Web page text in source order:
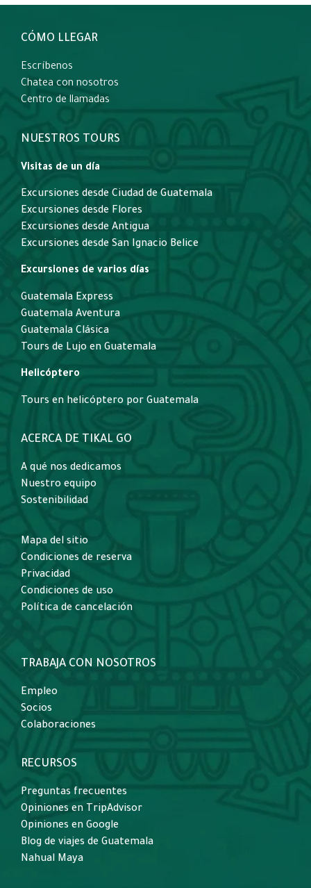
CÓMO LLEGAR
Escríbenos
Chatea con nosotros
Centro de llamadas
NUESTROS TOURS
Visitas de un día
Excursiones desde Ciudad de Guatemala
Excursiones desde Flores
Excursiones desde Antigua
Excursiones desde San Ignacio Belice
Excursiones de varios días
Guatemala Express
Guatemala Aventura
Guatemala Clásica
Tours de Lujo en Guatemala
Helicóptero
Tours en helicóptero por Guatemala
ACERCA DE TIKAL GO
A qué nos dedicamos
Nuestro equipo
Sostenibilidad
Mapa del sitio
Condiciones de reserva
Privacidad
Condiciones de uso
Política de cancelación
TRABAJA CON NOSOTROS
Empleo
Socios
Colaboraciones
RECURSOS
Preguntas frecuentes
Opiniones en TripAdvisor
Opiniones en Google
Blog de viajes de Guatemala
Nahual Maya